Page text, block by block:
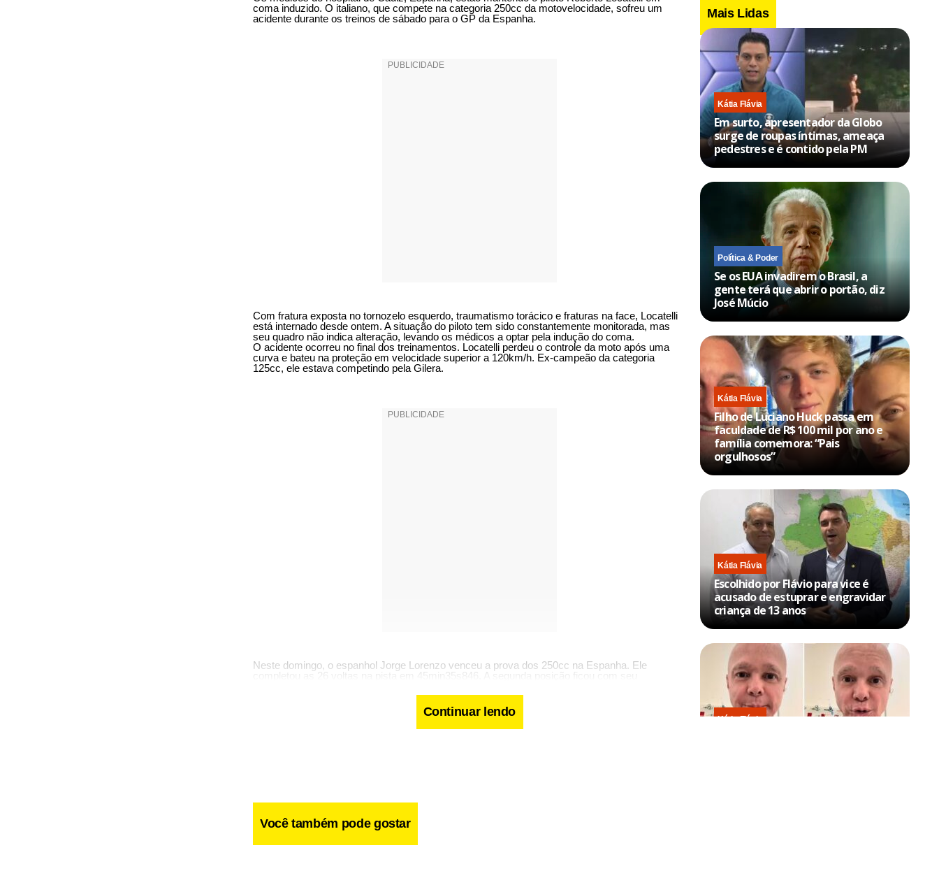
coma induzido. O italiano, que compete na categoria 250cc da motovelocidade, sofreu um
acidente durante os treinos de sábado para o GP da Espanha.
Com fratura exposta no tornozelo esquerdo, traumatismo torácico e fraturas na face, Locatelli
está internado desde ontem. A situação do piloto tem sido constantemente monitorada, mas
seu quadro não indica alteração, levando os médicos a optar pela indução do coma.
O acidente ocorreu no final dos treinamentos. Locatelli perdeu o controle da moto após uma
curva e bateu na proteção em velocidade superior a 120km/h. Ex-campeão da categoria
125cc, ele estava competindo pela Gilera.
Neste domingo, o espanhol Jorge Lorenzo venceu a prova dos 250cc na Espanha. Ele
completou as 26 voltas na pista em 45min35s846. A segunda posição ficou com seu
adversários com o tempo de 41min52s149 em 23 voltas. O tcheco Lukas Pesek foi o segundo
Continuar lendo
Você também pode gostar
Mais Lidas
Kátia Flávia
Em surto, apresentador da Globo
surge de roupas íntimas, ameaça
pedestres e é contido pela PM
Política & Poder
Se os EUA invadirem o Brasil, a
gente terá que abrir o portão, diz
José Múcio
Kátia Flávia
Filho de Luciano Huck passa em
faculdade de R$ 100 mil por ano e
família comemora: “Pais
orgulhosos”
Kátia Flávia
Escolhido por Flávio para vice é
acusado de estuprar e engravidar
criança de 13 anos
Kátia Flávia